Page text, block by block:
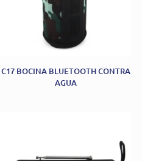
C17 BOCINA BLUETOOTH CONTRA
AGUA